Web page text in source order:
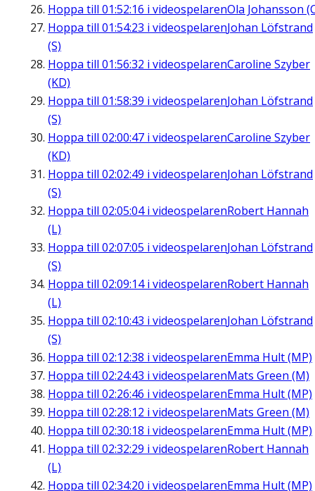
Hoppa till 01:52:16 i videospelarenOla Johansson
Hoppa till 01:54:23 i videospelarenJohan Löfstrand
(S)
Hoppa till 01:56:32 i videospelarenCaroline Szyber
(KD)
Hoppa till 01:58:39 i videospelarenJohan Löfstrand
(S)
Hoppa till 02:00:47 i videospelarenCaroline Szyber
(KD)
Hoppa till 02:02:49 i videospelarenJohan Löfstrand
(S)
Hoppa till 02:05:04i videospelarenRobert Hannah
(L)
Hoppa till 02:07:05 i videospelarenJohan Löfstrand
(S)
Hoppa till 02:09:14i videospelarenRobert Hannah
(L)
Hoppa till 02:10:43 i videospelarenJohan Löfstrand
(S)
Hoppa till 02:12:38 i videospelarenEmma Hult (MP)
Hoppa till 02:24:43 i videospelarenMats Green (M)
Hoppa till 02:26:46 i videospelarenEmma Hult (MP)
Hoppa till 02:28:12 i videospelarenMats Green (M)
Hoppa till 02:30:18 i videospelarenEmma Hult (MP)
Hoppa till 02:32:29 i videospelarenRobert Hannah
(L)
Hoppa till 02:34:20 i videospelarenEmma Hult (MP)